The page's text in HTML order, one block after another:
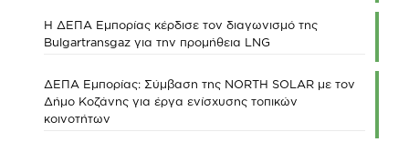
Η ΔΕΠΑ Εμπορίας κέρδισε τον διαγωνισμό της
Bulgartransgaz για την προμήθεια LNG
ΔΕΠΑ Εμπορίας: Σύμβαση της NORTH SOLAR με τον
Δήμο Κοζάνης για έργα ενίσχυσης τοπικών
κοινοτήτων